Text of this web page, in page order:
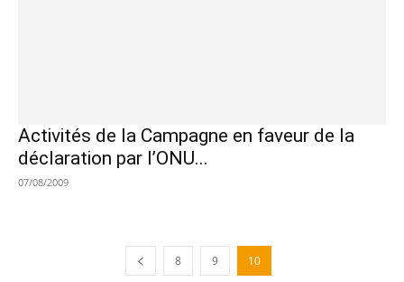
Activités de la Campagne en faveur de la
déclaration par l’ONU...
07/08/2009
8 9 10